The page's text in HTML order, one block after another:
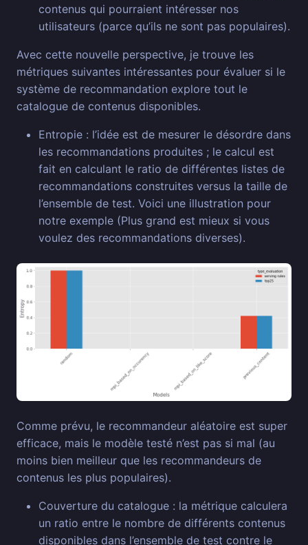
contenus qui pourraient intéresser nos
utilisateurs (parce qu’ils ne sont pas populaires).
Avec cette nouvelle perspective, je trouve les
métriques suivantes intéressantes pour évaluer si le
système de recommandation explore tout le
catalogue de contenus disponibles.
Entropie : l’idée est de mesurer le désordre dans
les recommandations produites ; le calcul est
fait en calculant le ratio de différentes listes de
recommandations construites versus la taille de
l’ensemble de test. Voici une illustration pour
notre exemple (Plus grand est mieux si vous
voulez des recommandations diverses).
Comme prévu, le recommandeur aléatoire est super
efficace, mais le modèle testé n’est pas si mal (au
moins bien meilleur que les recommandeurs de
contenus les plus populaires).
Couverture du catalogue : la métrique calculera
un ratio entre le nombre de différents contenus
disponibles dans l’ensemble de test contre le